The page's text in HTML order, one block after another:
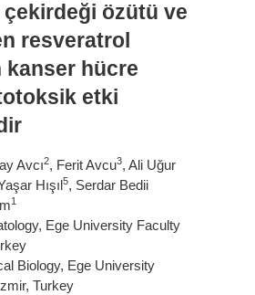
çekirdeği özütü ve
resveratrol
kanser hücre
etki
Avcı2, Ferit Avcu3, Ali Uğur
Hışıl5, Serdar Bedii
1
Ege University Faculty
Biology, Ege University
Turkey